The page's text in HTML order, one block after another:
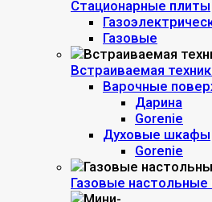
Стационарные плиты
Газовые
Встраиваемая
Варочные
Дарина
Gorenie
Духовые шкафы
Gorenie
Газовые настольные